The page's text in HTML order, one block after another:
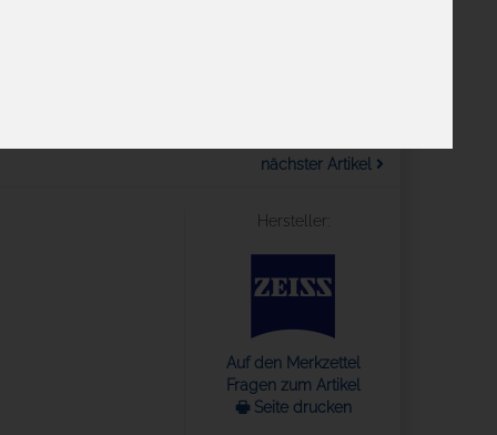
nächster Artikel
Hersteller:
Auf den Merkzettel
Fragen zum Artikel
🖶 Seite drucken